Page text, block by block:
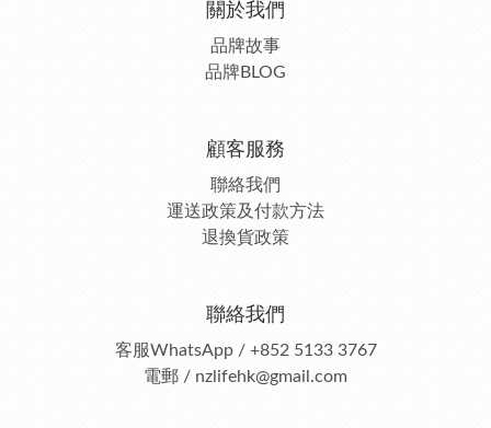
關於我們
品牌故事
品牌BLOG
顧客服務
聯絡我們
運送政策及付款方法
退換貨政策
聯絡我們
客服WhatsApp / +852 5133 3767
電郵 / nzlifehk@gmail.com